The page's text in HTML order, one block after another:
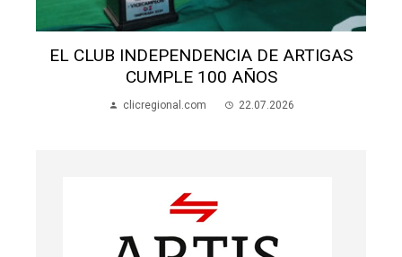
EL CLUB INDEPENDENCIA DE ARTIGAS
CUMPLE 100 AÑOS
clicregional.com 22.07.2026